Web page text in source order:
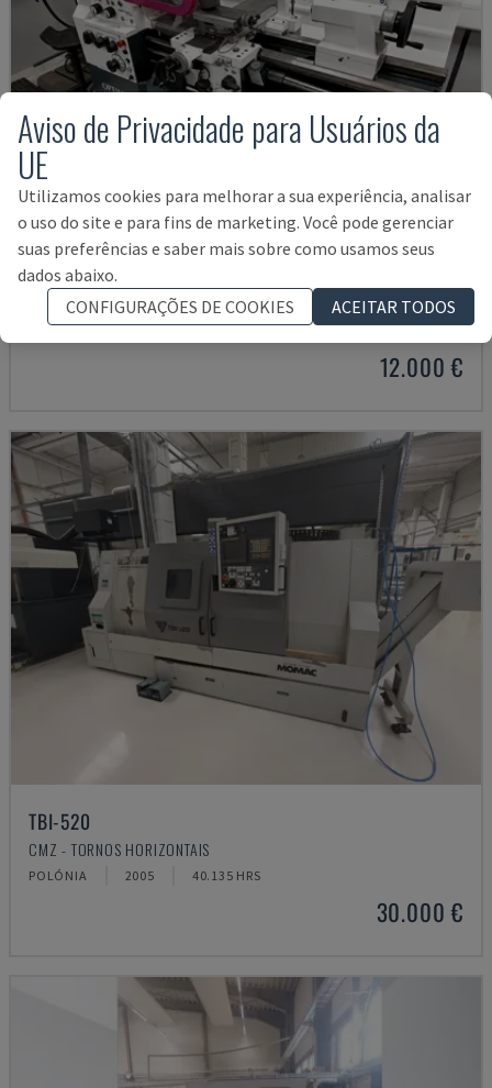
TH 4610
OPTIMUM - TORNOS HORIZONTAIS
ALEMANHA 2018
12.000 €
TBI-520
CMZ - TORNOS HORIZONTAIS
POLÓNIA 2005 40.135 HRS
30.000 €
Aviso de Privacidade para Usuários da
UE
Utilizamos cookies para melhorar a sua experiência, analisar
o uso do site e para fins de marketing. Você pode gerenciar
suas preferências e saber mais sobre como usamos seus
dados abaixo.
CONFIGURAÇÕES DE COOKIES
ACEITAR TODOS